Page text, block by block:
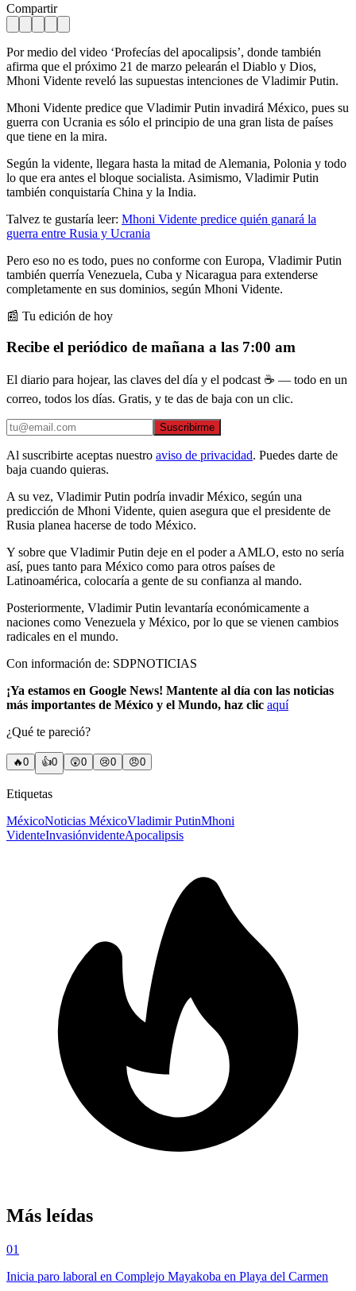
Compartir
Por medio del video ‘Profecías del apocalipsis’, donde también
afirma que el próximo 21 de marzo pelearán el Diablo y Dios,
Mhoni Vidente reveló las supuestas intenciones de Vladimir Putin.
Mhoni Vidente predice que Vladimir Putin invadirá México, pues su
guerra con Ucrania es sólo el principio de una gran lista de países
que tiene en la mira.
Según la vidente, llegara hasta la mitad de Alemania, Polonia y todo
lo que era antes el bloque socialista. Asimismo, Vladimir Putin
también conquistaría China y la India.
Talvez te gustaría leer: Mhoni Vidente predice quién ganará la
guerra entre Rusia y Ucrania
Pero eso no es todo, pues no conforme con Europa, Vladimir Putin
también querría Venezuela, Cuba y Nicaragua para extenderse
completamente en sus dominios, según Mhoni Vidente.
📰 Tu edición de hoy
Recibe el periódico de mañana a las 7:00 am
El diario para hojear, las claves del día y el podcast ☕ — todo en un
correo, todos los días. Gratis, y te das de baja con un clic.
Suscribirme
Al suscribirte aceptas nuestro aviso de privacidad. Puedes darte de
baja cuando quieras.
A su vez, Vladimir Putin podría invadir México, según una
predicción de Mhoni Vidente, quien asegura que el presidente de
Rusia planea hacerse de todo México.
Y sobre que Vladimir Putin deje en el poder a AMLO, esto no sería
así, pues tanto para México como para otros países de
Latinoamérica, colocaría a gente de su confianza al mando.
Posteriormente, Vladimir Putin levantaría económicamente a
naciones como Venezuela y México, por lo que se vienen cambios
radicales en el mundo.
Con información de: SDPNOTICIAS
¡Ya estamos en Google News! Mantente al día con las noticias
más importantes de México y el Mundo, haz clic aquí
¿Qué te pareció?
🔥0 👍0 😲0 😢0 😠0
Etiquetas
MéxicoNoticias MéxicoVladimir PutinMhoni
VidenteInvasiónvidenteApocalipsis
Más leídas
01
Inicia paro laboral en Complejo Mayakoba en Playa del Carmen